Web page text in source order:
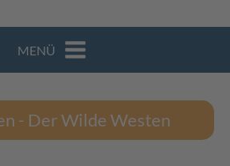
MENÜ
- Der Wilde Westen